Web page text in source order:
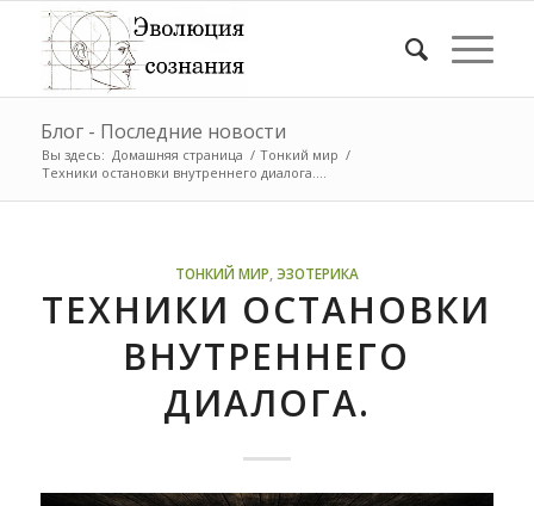
Блог - Последние новости
Вы здесь: Домашняя страница / Тонкий мир /
Техники остановки внутреннего диалога....
ТОНКИЙ МИР ЭЗОТЕРИКА
ТЕХНИКИ ОСТАНОВКИ
ВНУТРЕННЕГО
ДИАЛОГА.